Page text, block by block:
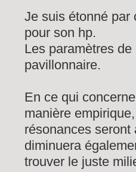
Je suis étonné par
pour son hp.
Les paramètres
pavillonnaire.
En ce qui
manière
résonances
diminuera
trouver le juste